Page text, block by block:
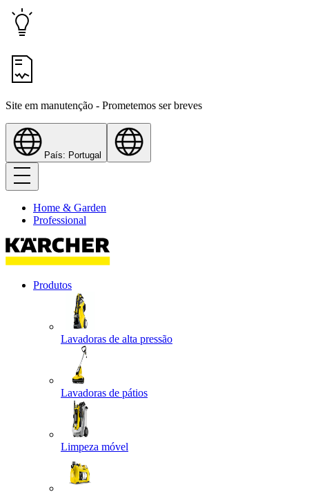
Site em manutenção - Prometemos ser breves
País: Portugal
Home & Garden
Professional
Produtos
Lavadoras de alta pressão
Lavadoras de pátios
Limpeza móvel